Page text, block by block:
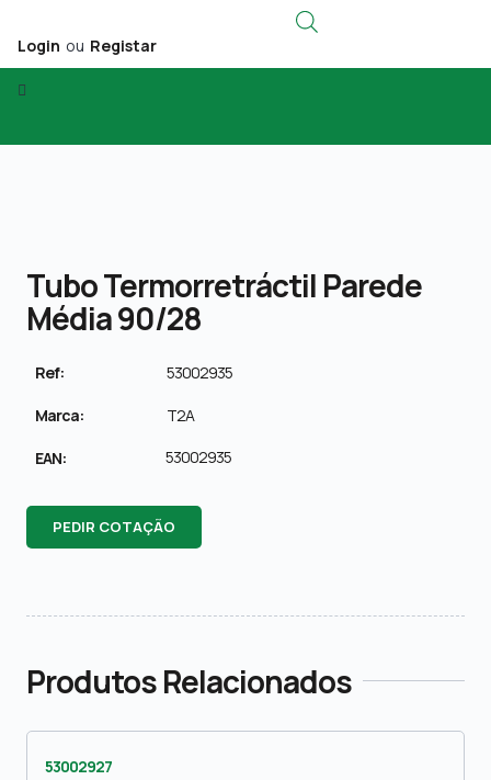
Login ou Registar
Tubo Termorretráctil Parede
Média 90/28
Ref: 53002935
Marca: T2A
EAN: 53002935
PEDIR COTAÇÃO
Produtos Relacionados
53002927